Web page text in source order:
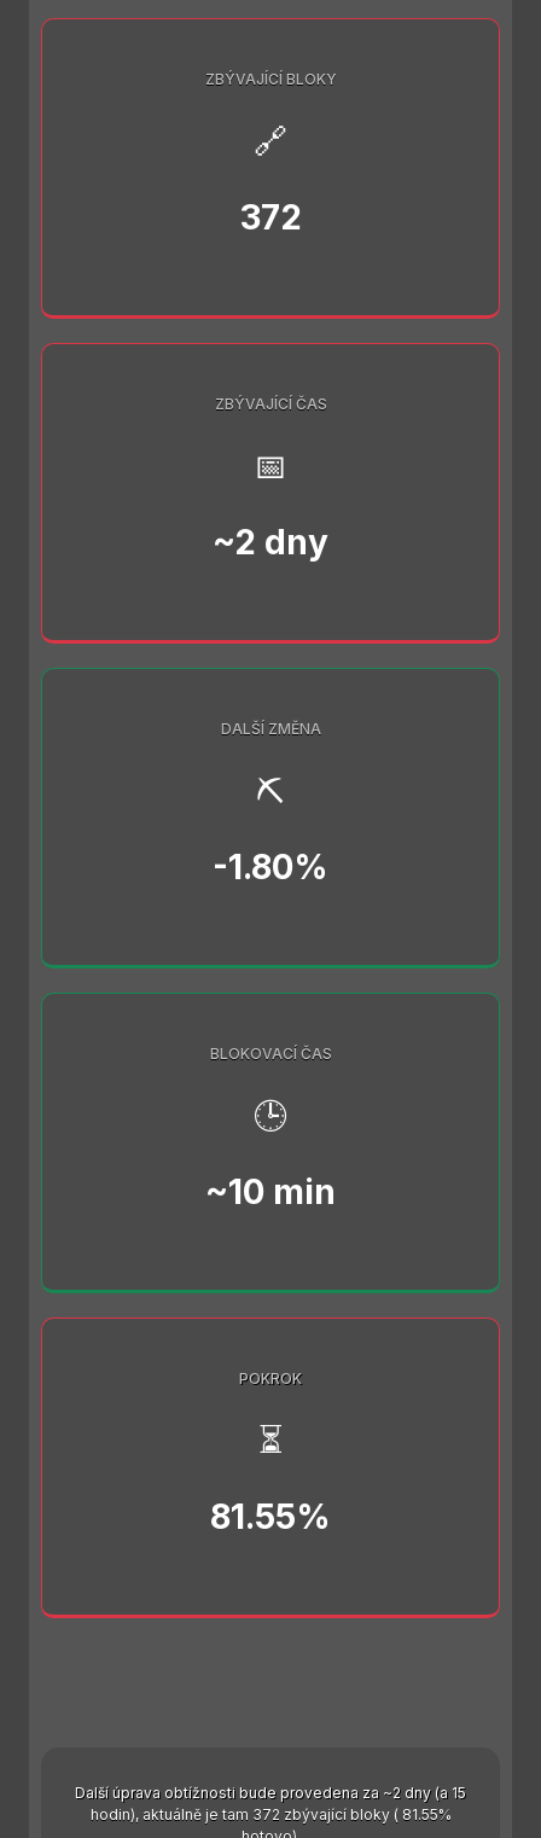
ZBÝVAJÍCÍ BLOKY
🔗
372
ZBÝVAJÍCÍ ČAS
📅
~2 dny
DALŠÍ ZMĚNA
⛏️
-1.80%
BLOKOVACÍ ČAS
🕒
~10 min
POKROK
⏳
81.55%
Další úprava obtížnosti bude provedena za ~2 dny (a 15
hodin), aktuálně je tam 372 zbývající bloky ( 81.55%